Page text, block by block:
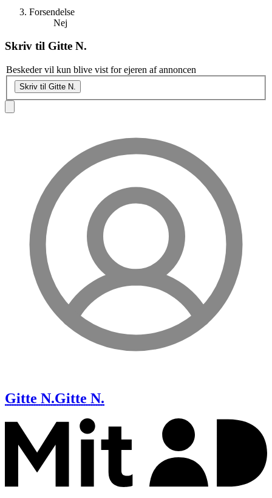
Forsendelse
Nej
Skriv til Gitte N.
Beskeder vil kun blive vist for ejeren af annoncen
Skriv til Gitte N.
Gitte N.Gitte N.